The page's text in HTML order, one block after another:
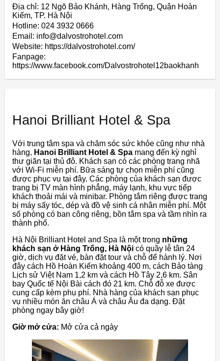
Địa chỉ: 12 Ngõ Bảo Khánh, Hàng Trống, Quận Hoàn
Kiếm, TP. Hà Nội
Hotline: 024 3932 0666
Email: info@dalvostrohotel.com
Website: https://dalvostrohotel.com/
Fanpage:
https://www.facebook.com/Dalvostrohotel12baokhanh
Hanoi Brilliant Hotel & Spa
Với trung tâm spa và chăm sóc sức khỏe cũng như nhà
hàng, Hanoi Brilliant Hotel & Spa mang đến kỳ nghỉ
thư giãn tại thủ đô. Khách sạn có các phòng trang nhã
với Wi-Fi miễn phí. Bữa sáng tự chọn miễn phí cũng
được phục vụ tại đây. Các phòng của khách sạn được
trang bị TV màn hình phẳng, máy lạnh, khu vực tiếp
khách thoải mái và minibar. Phòng tắm riêng được trang
bị máy sấy tóc, dép và đồ vệ sinh cá nhân miễn phí. Một
số phòng có ban công riêng, bồn tắm spa và tầm nhìn ra
thành phố.
Hà Nội Brilliant Hotel and Spa là một trong những
khách sạn ở Hàng Trống, Hà Nội có quầy lễ tân 24
giờ, dịch vụ đặt vé, bàn đặt tour và chỗ để hành lý. Nơi
đây cách Hồ Hoàn Kiếm khoảng 400 m, cách Bảo tàng
Lịch sử Việt Nam 1,2 km và cách Hồ Tây 2,6 km. Sân
bay Quốc tế Nội Bài cách đó 21 km. Chỗ đỗ xe được
cung cấp kèm phụ phí. Nhà hàng của khách sạn phục
vụ nhiều món ăn châu Á và châu Âu đa dạng. Đặt
phòng ngay bây giờ!
Giờ mở cửa: Mở cửa cả ngày